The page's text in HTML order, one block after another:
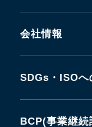
会社情報
SDGs・ISOへ
BCP(事業継